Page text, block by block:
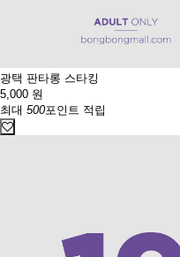
광택 판타롱 스타킹
5,000 원
최대 500포인트 적립